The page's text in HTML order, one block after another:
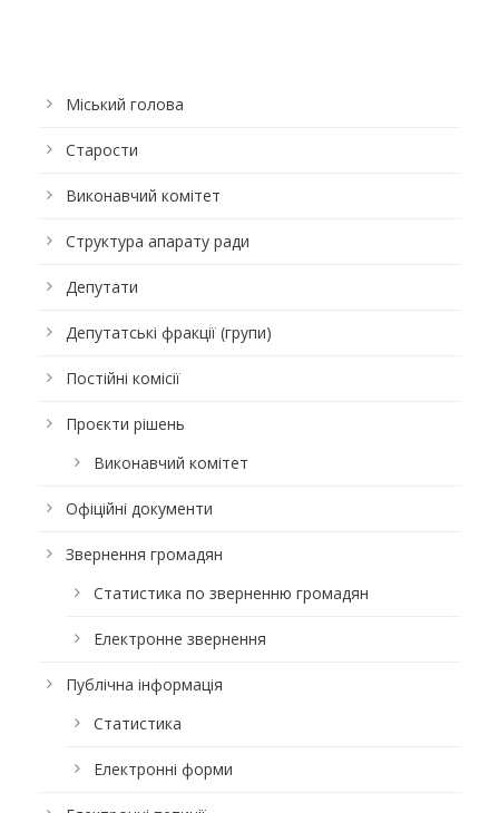
Міський голова
Старости
Виконавчий комітет
Структура апарату ради
Депутати
Депутатські фракції (групи)
Постійні комісії
Проєкти рішень
Виконавчий комітет
Офіційні документи
Звернення громадян
Статистика по зверненню громадян
Електронне звернення
Публічна інформація
Статистика
Електронні форми